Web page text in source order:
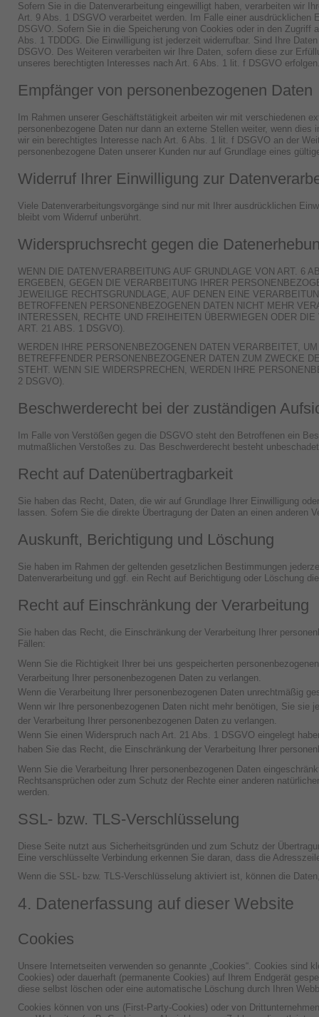
Sofern Sie in die Datenverarbeitung eingewilligt haben, verarbeiten wir
Art. 9 Abs. 1 DSGVO verarbeitet werden. Im Falle einer ausdrücklichen
DSGVO. Sofern Sie in die Speicherung von Cookies oder in den
Abs. 1 TDDDG. Die Einwilligung ist jederzeit widerrufbar. Sind Ihre
DSGVO. Des Weiteren verarbeiten wir Ihre Daten, sofern diese zur
unseres berechtigten Interesses nach Art. 6 Abs. 1 lit. f DSGVO
Empfänger von personenbezogenen Daten
Im Rahmen unserer Geschäftstätigkeit arbeiten wir mit verschiedenen
personenbezogene Daten nur dann an externe Stellen weiter, wenn
wir ein berechtigtes Interesse nach Art. 6 Abs. 1 lit. f DSGVO an der
personenbezogene Daten unserer Kunden nur auf Grundlage eines
Widerruf Ihrer Einwilligung zur
Viele Datenverarbeitungsvorgänge sind nur mit Ihrer ausdrücklichen
bleibt vom Widerruf unberührt.
Widerspruchsrecht gegen die
WENN DIE DATENVERARBEITUNG AUF GRUNDLAGE VON ART. 6
ERGEBEN, GEGEN DIE VERARBEITUNG IHRER
JEWEILIGE RECHTSGRUNDLAGE, AUF DENEN EINE
BETROFFENEN PERSONENBEZOGENEN DATEN NICHT MEHR
INTERESSEN, RECHTE UND FREIHEITEN ÜBERWIEGEN ODER
ART. 21 ABS. 1 DSGVO).
WERDEN IHRE PERSONENBEZOGENEN DATEN VERARBEITET,
BETREFFENDER PERSONENBEZOGENER DATEN ZUM ZWECKE
STEHT. WENN SIE WIDERSPRECHEN, WERDEN IHRE
2 DSGVO).
Beschwerde­recht bei der zuständigen
Im Falle von Verstößen gegen die DSGVO steht den Betroffenen ein
mutmaßlichen Verstoßes zu. Das Beschwerderecht besteht
Recht auf Daten­übertrag­barkeit
Sie haben das Recht, Daten, die wir auf Grundlage Ihrer Einwilligung
lassen. Sofern Sie die direkte Übertragung der Daten an einen
Auskunft, Berichtigung und Löschung
Sie haben im Rahmen der geltenden gesetzlichen Bestimmungen
Datenverarbeitung und ggf. ein Recht auf Berichtigung oder Löschung
Recht auf Einschränkung der Verarbeitung
Sie haben das Recht, die Einschränkung der Verarbeitung Ihrer
Fällen:
Wenn Sie die Richtigkeit Ihrer bei uns gespeicherten
Verarbeitung Ihrer personenbezogenen Daten zu verlangen.
Wenn die Verarbeitung Ihrer personenbezogenen Daten unrechtmäßig
Wenn wir Ihre personenbezogenen Daten nicht mehr benötigen, Sie
der Verarbeitung Ihrer personenbezogenen Daten zu verlangen.
Wenn Sie einen Widerspruch nach Art. 21 Abs. 1 DSGVO eingelegt
haben Sie das Recht, die Einschränkung der Verarbeitung Ihrer
Wenn Sie die Verarbeitung Ihrer personenbezogenen Daten
Rechtsansprüchen oder zum Schutz der Rechte einer anderen
werden.
SSL- bzw. TLS-Verschlüsselung
Diese Seite nutzt aus Sicherheitsgründen und zum Schutz der
Eine verschlüsselte Verbindung erkennen Sie daran, dass die
Wenn die SSL- bzw. TLS-Verschlüsselung aktiviert ist, können die
4. Datenerfassung auf dieser Website
Cookies
Unsere Internetseiten verwenden so genannte „Cookies“. Cookies
Cookies) oder dauerhaft (permanente Cookies) auf Ihrem Endgerät
diese selbst löschen oder eine automatische Löschung durch Ihren
Cookies können von uns (First-Party-Cookies) oder von